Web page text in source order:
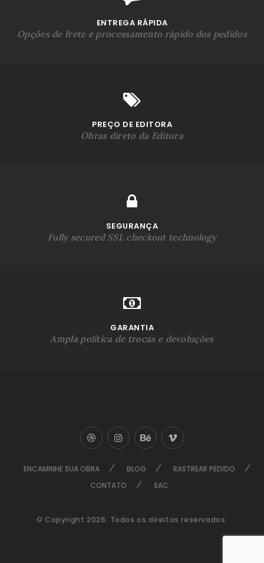
ENTREGA RÁPIDA
Opções de frete e processamento rápido dos pedidos
PREÇO DE EDITORA
Obras direto da Editora
SEGURANÇA
Fully secured SSL checkout technology
GARANTIA
Ampla política de trocas e devoluções
ENCAMINHE SUA OBRA BLOG
RASTREAR PEDIDO
CONTATO
SAC
© Copyright 2026. Todos os direitos reservados.